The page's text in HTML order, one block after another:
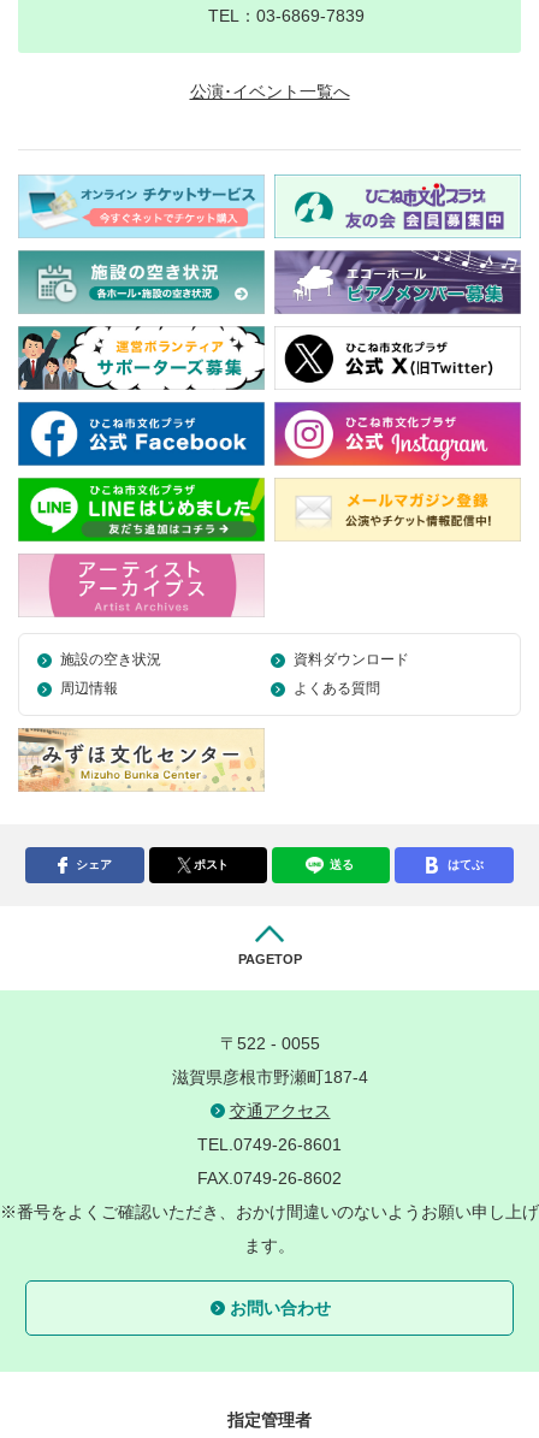
TEL：03-6869-7839
公演･イベント一覧へ
施設の空き状況
資料ダウンロード
周辺情報
よくある質問
シェア ポスト 送る はてぶ
PAGETOP
〒522 - 0055
滋賀県彦根市野瀬町187-4
交通アクセス
TEL.0749-26-8601
FAX.0749-26-8602
※番号をよくご確認いただき、おかけ間違いのないようお願い申し上げ
ます。
お問い合わせ
指定管理者